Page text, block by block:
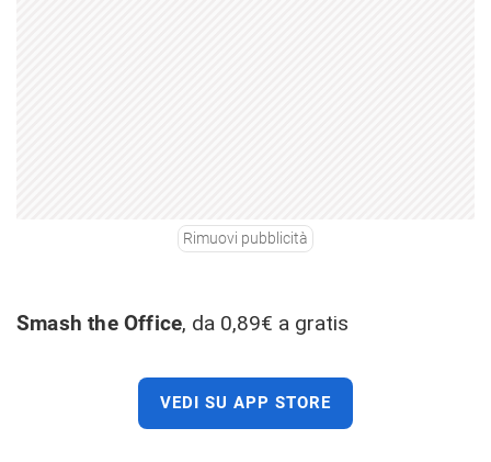
Rimuovi pubblicità
Smash the Office, da 0,89€ a gratis
VEDI SU APP STORE